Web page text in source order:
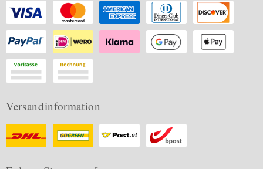
Versandinformation